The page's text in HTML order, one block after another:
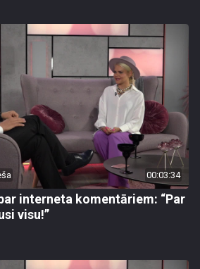
00:03:34
interneta komentāriem: “Par
visu!”